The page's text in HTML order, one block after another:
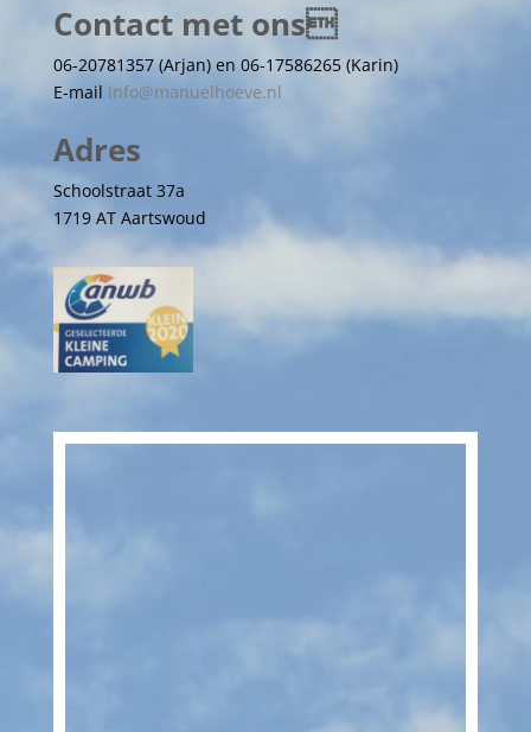
Contact met ons
06-20781357 (Arjan) en 06-17586265 (Karin)
E-mail info@manuelhoeve.nl
Adres
Schoolstraat 37a
1719 AT Aartswoud